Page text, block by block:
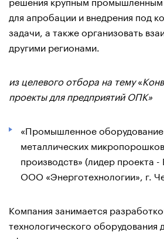
для апробации и внедрения под
задачи, а также организовать
другими регионами.
из целевого отбора на тему«
проекты для предприятий ОПК»
«Промышленное оборудование
металлических
производств» (лидер проекта
ООО «Энерготехнологии», г.
Компания занимается
технологического оборудования